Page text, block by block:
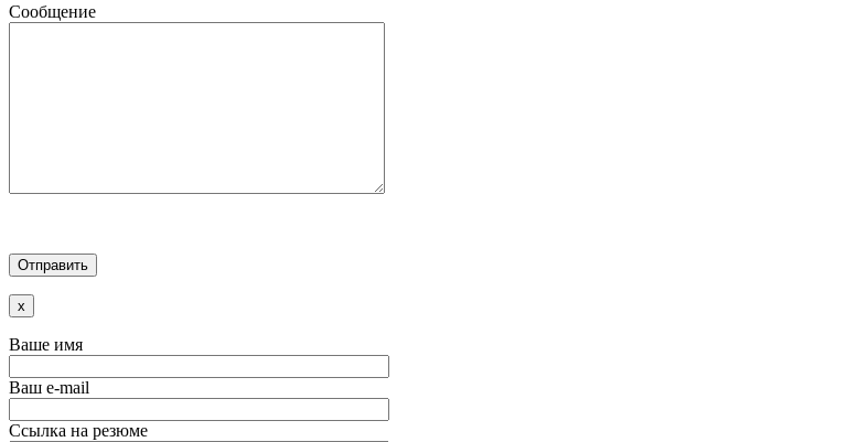
Сообщение
x
Ваше имя
Ваш e-mail
Ссылка на резюме